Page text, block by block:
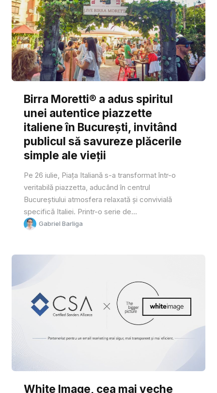
Birra Moretti® a adus spiritul
unei autentice piazzette
italiene în București, invitând
publicul să savureze plăcerile
simple ale vieții
Pe 26 iulie, Piața Italiană s-a transformat într-o
veritabilă piazzetta, aducând în centrul
Bucureștiului atmosfera relaxată și convivială
specifică Italiei. Printr-o serie de...
Gabriel Barliga
White Image, cea mai veche